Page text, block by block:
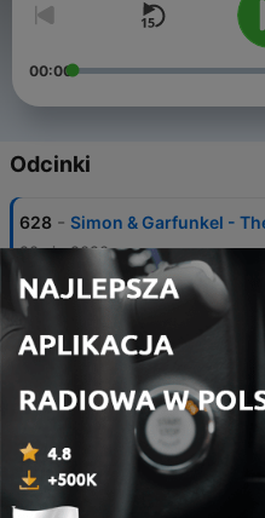
00:00
Odcinki
628 - Simon & Garfunkel -
20 sie 2020
627 - The Smashing
My Chemical Romance
20 sie 2020
625 - U2 - Desire
20 sie 2020